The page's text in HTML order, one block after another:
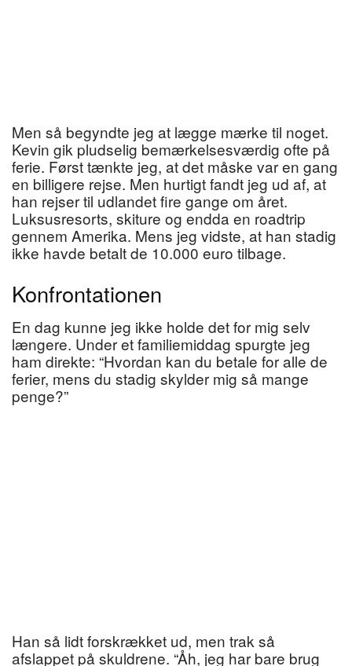
Men så begyndte jeg at lægge mærke til noget.
Kevin gik pludselig bemærkelsesværdig ofte på
ferie. Først tænkte jeg, at det måske var en gang
en billigere rejse. Men hurtigt fandt jeg ud af, at
han rejser til udlandet fire gange om året.
Luksusresorts, skiture og endda en roadtrip
gennem Amerika. Mens jeg vidste, at han stadig
ikke havde betalt de 10.000 euro tilbage.
Konfrontationen
En dag kunne jeg ikke holde det for mig selv
længere. Under et familiemiddag spurgte jeg
ham direkte: “Hvordan kan du betale for alle de
ferier, mens du stadig skylder mig så mange
penge?”
Han så lidt forskrækket ud, men trak så
afslappet på skuldrene. “Åh, jeg har bare brug